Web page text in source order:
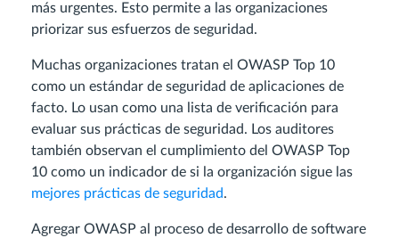
más urgentes. Esto permite a las organizaciones
priorizar sus esfuerzos de seguridad.
Muchas organizaciones tratan el OWASP Top 10
como un estándar de seguridad de aplicaciones de
facto. Lo usan como una lista de verificación para
evaluar sus prácticas de seguridad. Los auditores
también observan el cumplimiento del OWASP Top
10 como un indicador de si la organización sigue las
mejores prácticas de seguridad.
Agregar OWASP al proceso de desarrollo de software